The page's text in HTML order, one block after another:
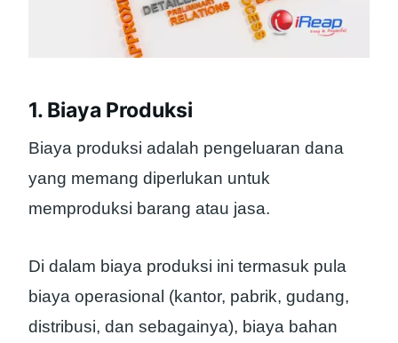
1. Biaya Produksi
Biaya produksi adalah pengeluaran dana
yang memang diperlukan untuk
memproduksi barang atau jasa.
Di dalam biaya produksi ini termasuk pula
biaya operasional (kantor, pabrik, gudang,
distribusi, dan sebagainya), biaya bahan